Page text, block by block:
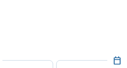
calendar_today